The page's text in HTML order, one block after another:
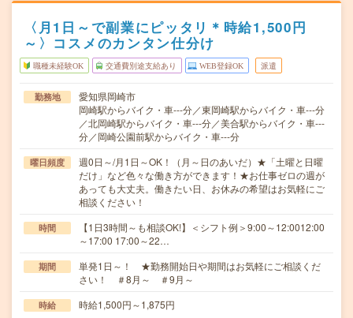
〈月1日～で副業にピッタリ＊時給1,500円
～〉コスメのカンタン仕分け
職種未経験OK 交通費別途支給あり WEB登録OK 派遣
勤務地
愛知県岡崎市
岡崎駅からバイク・車---分／東岡崎駅からバイク・車---分
／北岡崎駅からバイク・車---分／美合駅からバイク・車---
分／岡崎公園前駅からバイク・車---分
曜日頻度
週0日～/月1日～OK！（月～日のあいだ）★「土曜と日曜
だけ」など色々な働き方ができます！★お仕事ゼロの週が
あっても大丈夫。働きたい日、お休みの希望はお気軽にご
相談ください！
時間
【1日3時間～も相談OK!】＜シフト例＞9:00～12:0012:00
～17:00 17:00～22…
期間
単発1日～！ ★勤務開始日や期間はお気軽にご相談くだ
さい！ ＃8月～ ＃9月～
時給 時給1,500円～1,875円